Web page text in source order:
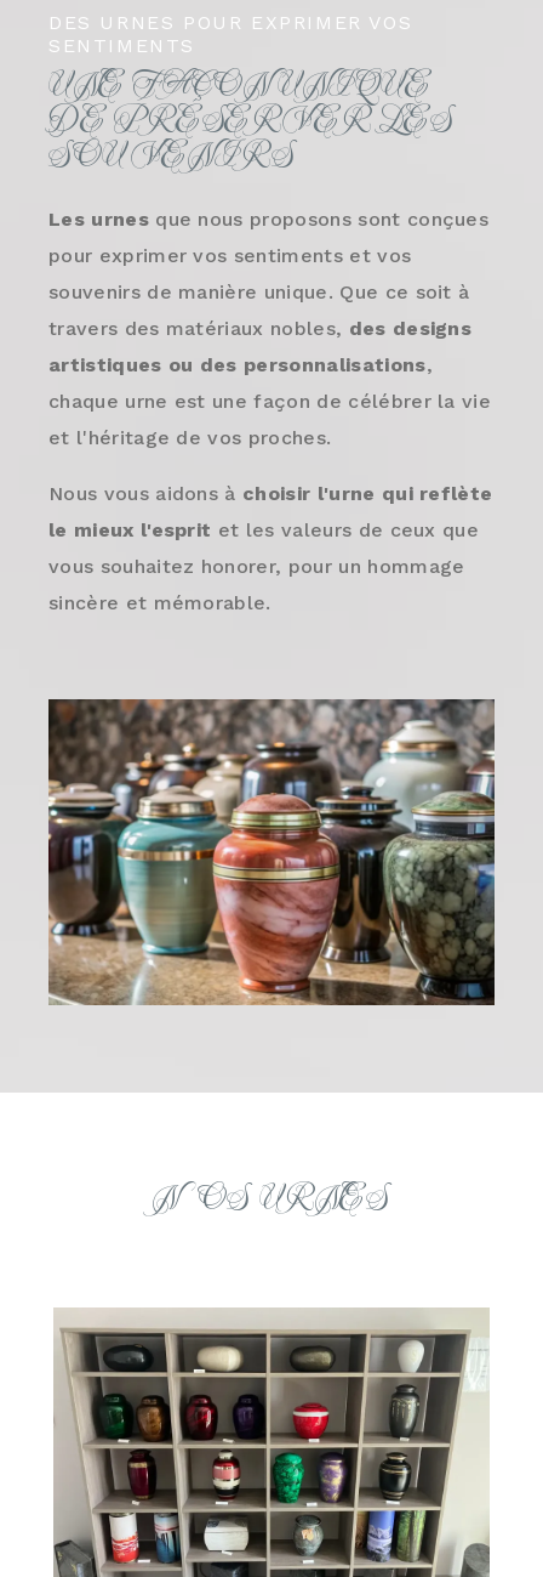
DES URNES POUR EXPRIMER VOS
SENTIMENTS
UNE FAÇON UNIQUE
DE PRÉSERVER LES
SOUVENIRS
Les urnesque nous proposons sont conçues
pour exprimer vos sentiments et vos
souvenirs de manière unique. Que ce soit à
travers des matériaux nobles, des designs
artistiques ou des personnalisations,
chaque urne est une façon de célébrer la vie
et l'héritage de vos proches.
Nous vous aidons à choisir l'urne qui reflète
le mieux l'esprit et les valeurs de ceux que
vous souhaitez honorer, pour un hommage
sincère et mémorable.
NOS URNES